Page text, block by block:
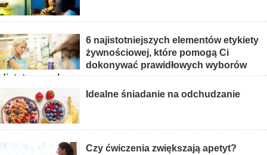
6 najistotniejszych elementów etykiety
żywnościowej, które pomogą Ci
dokonywać prawidłowych wyborów
dietetycznych
Idealne śniadanie na odchudzanie
Czy ćwiczenia zwiększają apetyt?